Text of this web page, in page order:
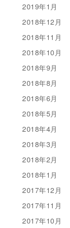
2019年1月
2018年12月
2018年11月
2018年10月
2018年9月
2018年8月
2018年6月
2018年5月
2018年4月
2018年3月
2018年2月
2018年1月
2017年12月
2017年11月
2017年10月